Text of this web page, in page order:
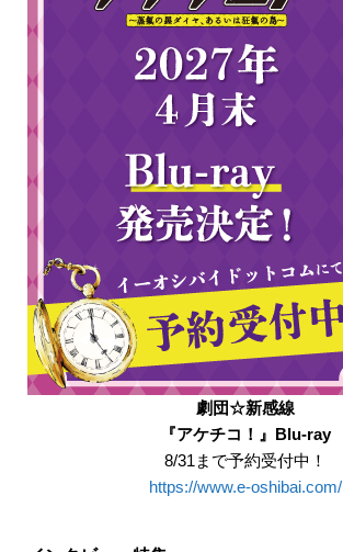
劇団☆新感線
『アケチコ！』Blu-ray
8/31まで予約受付中！
https://www.e-oshibai.com/